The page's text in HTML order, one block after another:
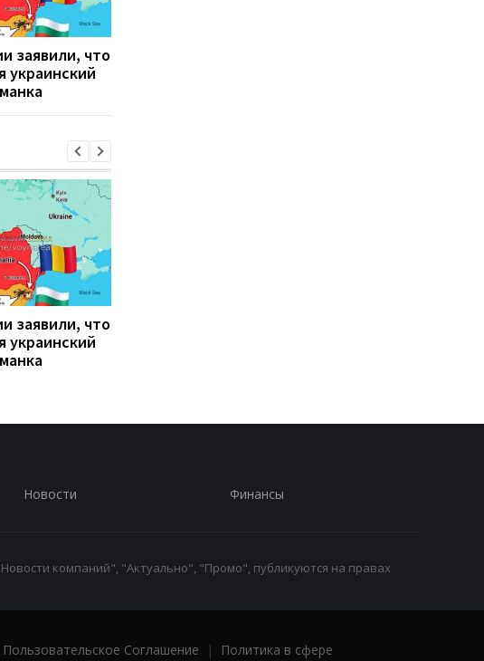
заявили, что
украинский
заявили, что
украинский
Новости Финансы
компаний", "Актуально", "Промо", публикуются на правах
Пользовательское Соглашение |
Политика в сфере